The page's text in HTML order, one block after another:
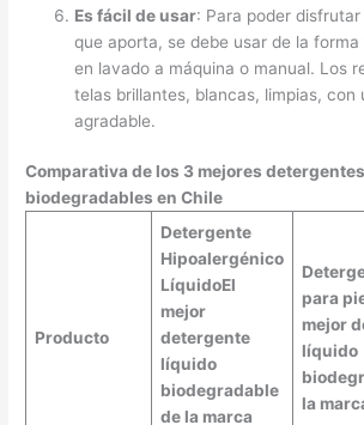
Es fácil de usar: Para poder
que aporta, se debe usar de la
en lavado a máquina o manual. Los
telas brillantes, blancas, limpias, con
agradable.
Comparativa de los 3 mejores
biodegradables en Chile
Producto
Detergente
Hipoalergénico
LíquidoEl
mejor
detergente
líquido
biodegradable
de la marca
para
mejor
líquido
la